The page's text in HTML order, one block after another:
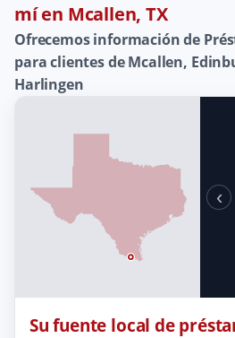
mí en Mcallen, TX
Ofrecemos información de
para clientes de Mcallen,
Harlingen
‹
Su fuente local de